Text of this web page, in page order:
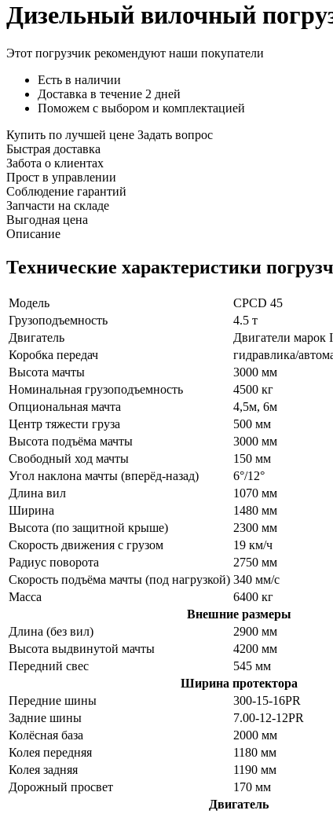
Дизельный вилочный
Этот погрузчик рекомендуют наши покупатели
Есть в наличии
Доставка в течение 2 дней
Поможем с выбором и комплектацией
Купить по лучшей цене Задать вопрос
Быстрая доставка
Забота о клиентах
Прост в управлении
Соблюдение гарантий
Запчасти на складе
Выгодная цена
Описание
Технические характеристики
Модель
CPCD 45
Грузоподъемность
4.5 т
Двигатель
Двигатели марок
Коробка передач
гидравлика/
Высота мачты
3000 мм
Номинальная грузоподъемность
4500 кг
Опциональная мачта
4,5м, 6м
Центр тяжести груза
500 мм
Высота подъёма мачты
3000 мм
Свободный ход мачты
150 мм
Угол наклона мачты (вперёд-назад)
6°/12°
Длина вил
1070 мм
Ширина
1480 мм
Высота (по защитной крыше)
2300 мм
Скорость движения с грузом
19 км/ч
Радиус поворота
2750 мм
Скорость подъёма мачты (под нагрузкой) 340 мм/с
Масса
6400 кг
Внешние размеры
Длина (без вил)
2900 мм
Высота выдвинутой мачты
4200 мм
Передний свес
545 мм
Ширина протектора
Передние шины
300-15-16PR
Задние шины
7.00-12-12PR
Колёсная база
2000 мм
Колея передняя
1180 мм
Колея задняя
1190 мм
Дорожный просвет
170 мм
Двигатель